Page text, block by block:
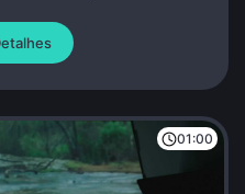
01:00